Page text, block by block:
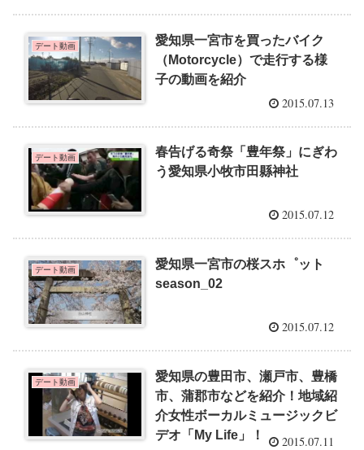
デート動画
愛知県一宮市を買ったバイク
（Motorcycle）で走行する様
子の動画を紹介
2015.07.13
デート動画
春告げる奇祭「豊年祭」にぎわ
う愛知県小牧市田縣神社
2015.07.12
デート動画
愛知県一宮市の桜スホ゜ット
season_02
2015.07.12
デート動画
愛知県の豊田市、瀬戸市、豊橋
市、蒲郡市などを紹介！地域紹
介女性ボーカルミュージックビ
デオ「My Life」！
2015.07.11